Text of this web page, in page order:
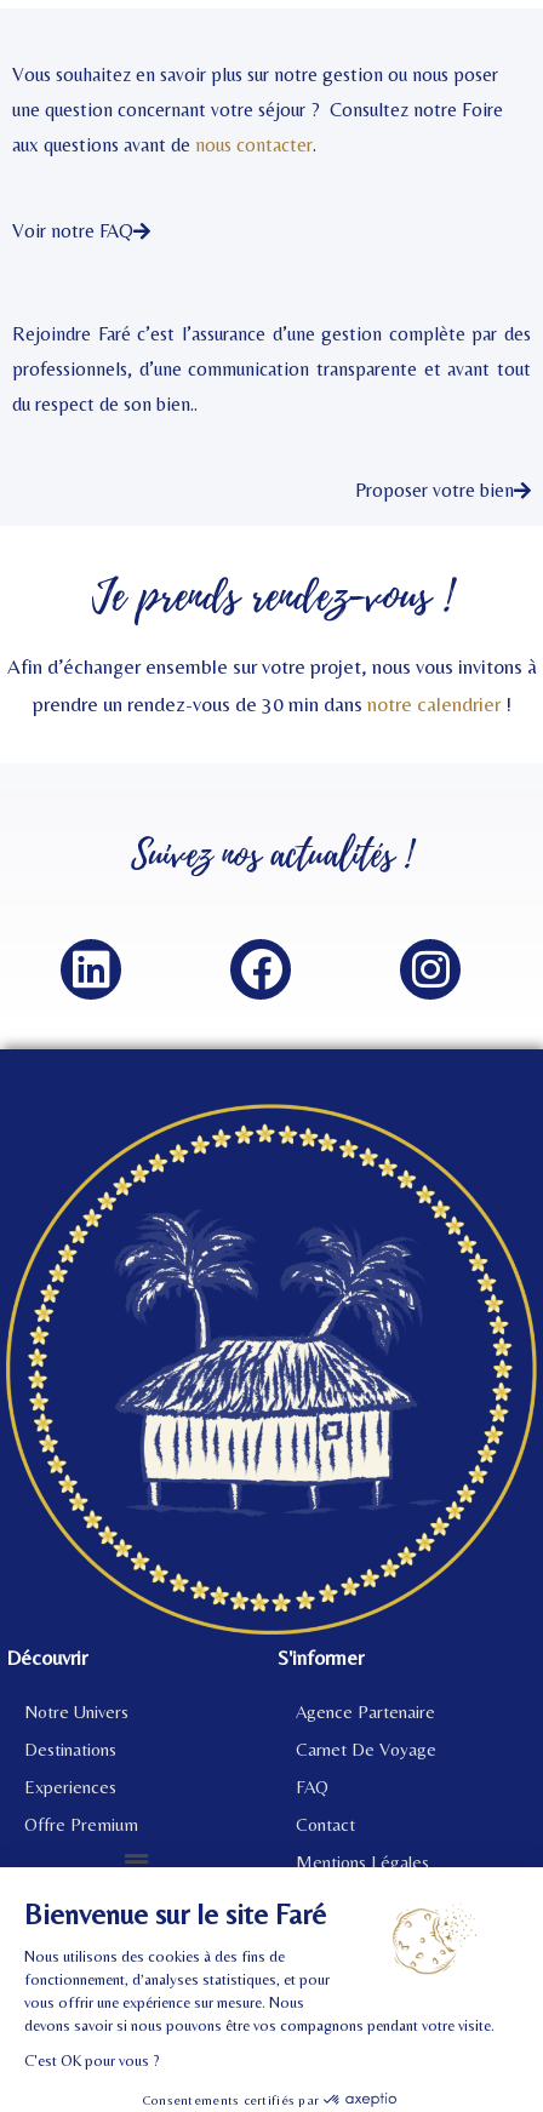
Vous souhaitez en savoir plus sur notre gestion ou nous poser
une question concernant votre séjour ? Consultez notre Foire
aux questions avant de nous contacter.
Voir notre FAQ
Rejoindre Faré c’est l’assurance d’une gestion complète par des
professionnels, d’une communication transparente et avant tout
du respect de son bien..
Proposer votre bien
Je prends rendez-vous !
Afin d’échanger ensemble sur votre projet, nous vous invitons à
prendre un rendez-vous de 30 min dans notre calendrier!
Suivez nosactualités !
Découvrir
Notre Univers
Destinations
Experiences
Offre Premium
S'informer
Agence Partenaire
Carnet De Voyage
FAQ
Contact
Mentions Légales
©2024 Tous droits réservés.